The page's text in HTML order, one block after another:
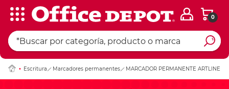
0
Escritura Marcadores permanentes MARCADOR PERMANENTE ARTLINE
Ingresar Codigo